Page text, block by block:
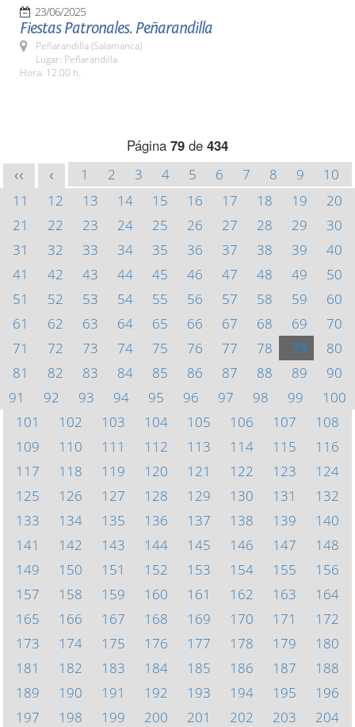
23/06/2025
Fiestas Patronales. Peñarandilla
Peñarandilla (Salamanca)
Lugar: Peñarandilla
Hora: 12:00 h.
Página 79 de 434
<< < 1 2 3 4 5 6 7 8 9
10
11
12 13 14 15 16 17 18 19
20
21
22 23 24 25 26 27 28 29
30
31
32 33 34 35 36 37 38 39
40
41
42 43 44 45 46 47 48 49
50
51
52 53 54 55 56 57 58 59
60
61
62 63 64 65 66 67 68 69
70
71
72 73 74 75 76 77 78 79
80
81
82 83 84 85 86 87 88 89
90
91
92 93 94 95 96 97 98 99
100
101
102 103 104 105 106 107
108
109
110 111 112 113 114 115
116
117
118 119 120 121 122 123
124
125
126 127 128 129 130 131
132
133
134 135 136 137 138 139
140
141
142 143 144 145 146 147
148
149
150 151 152 153 154 155
156
157
158 159 160 161 162 163
164
165
166 167 168 169 170 171
172
173
174 175 176 177 178 179
180
181
182 183 184 185 186 187
188
189
190 191 192 193 194 195
196
197
198 199 200 201 202 203
204